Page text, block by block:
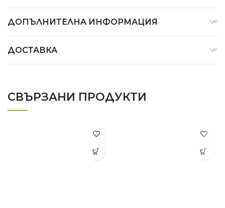
ДОПЪЛНИТЕЛНА ИНФОРМАЦИЯ
ДОСТАВКА
СВЪРЗАНИ ПРОДУКТИ